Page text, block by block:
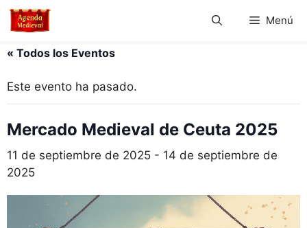
Saltar
Menú
« Todos los Eventos
Este evento ha pasado.
Mercado Medieval de Ceuta 2025
11 de septiembre de 2025 - 14 de septiembre de
2025